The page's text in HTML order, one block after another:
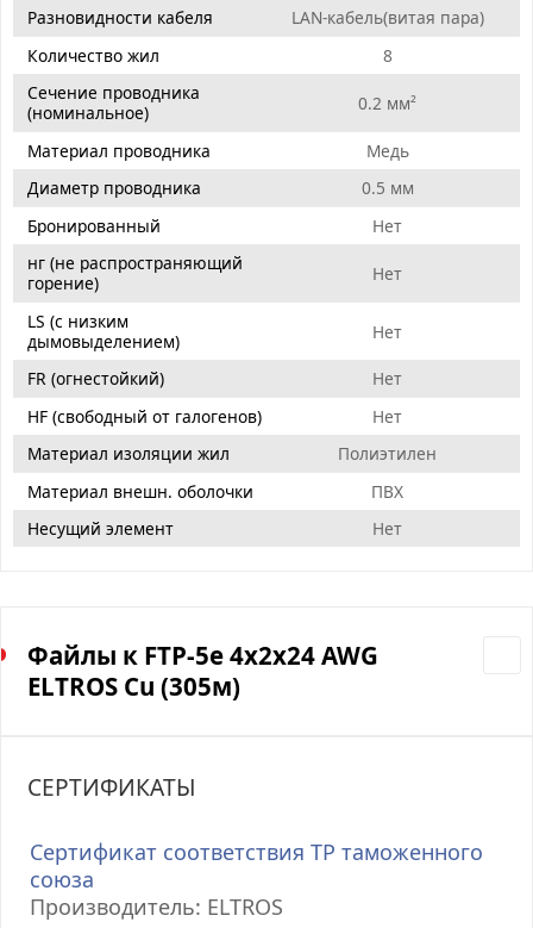
Разновидности кабеля
LAN-кабель(витая пара)
Количество жил
8
Сечение проводника
(номинальное)
0.2 мм²
Материал проводника
Медь
Диаметр проводника
0.5 мм
Бронированный
Нет
нг (не распространяющий
горение)
Нет
LS (с низким
дымовыделением)
Нет
FR (огнестойкий)
Нет
HF (свободный от галогенов)
Нет
Материал изоляции жил
Полиэтилен
Материал внешн. оболочки
ПВХ
Несущий элемент
Нет
Файлы к FTP-5е 4х2х24 AWG
ELTROS Cu (305м)
СЕРТИФИКАТЫ
Сертификат соответствия ТР таможенного
союза
Производитель: ELTROS